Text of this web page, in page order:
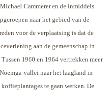
Cammerer en de inmiddels
naar het gebied van de
voor de verplaatsing is dat de
aan de gemeenschap in
1960 en 1964 vertrekken meer
vallei naar het laagland in
te gaan werken. De